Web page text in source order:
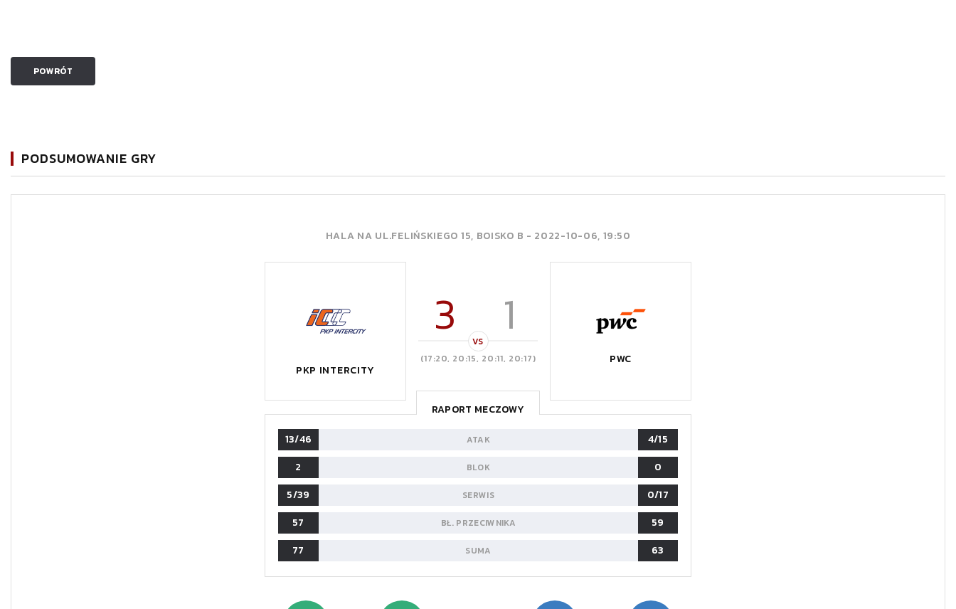
POWRÓT
PODSUMOWANIE GRY
HALA NA UL.FELIŃSKIEGO 15, BOISKO B - 2022-10-06, 19:50
PKP INTERCITY
3 1
VS
(17:20, 20:15, 20:11, 20:17)
PWC
RAPORT MECZOWY
13/46
ATAK
4/15
2
BLOK
0
5/39
SERWIS
0/17
57
BŁ. PRZECIWNIKA
59
77
SUMA 63